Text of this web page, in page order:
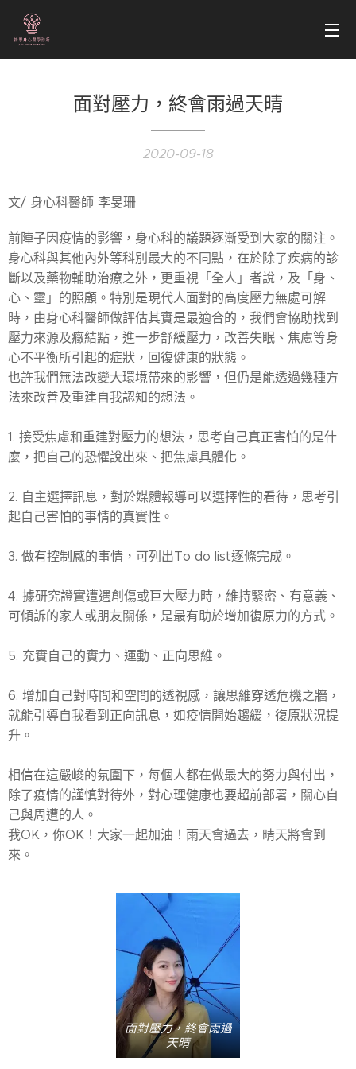
面對壓力，終會雨過天晴
2020-09-18
文/ 身心科醫師 李旻珊
前陣子因疫情的影響，身心科的議題逐漸受到大家的關注。
身心科與其他內外等科別最大的不同點，在於除了疾病的診
斷以及藥物輔助治療之外，更重視「全人」者說，及「身、
心、靈」的照顧。特別是現代人面對的高度壓力無處可解
時，由身心科醫師做評估其實是最適合的，我們會協助找到
壓力來源及癥結點，進一步舒緩壓力，改善失眠、焦慮等身
心不平衡所引起的症狀，回復健康的狀態。
也許我們無法改變大環境帶來的影響，但仍是能透過幾種方
法來改善及重建自我認知的想法。
1. 接受焦慮和重建對壓力的想法，思考自己真正害怕的是什
麼，把自己的恐懼說出來、把焦慮具體化。
2. 自主選擇訊息，對於媒體報導可以選擇性的看待，思考引
起自己害怕的事情的真實性。
3. 做有控制感的事情，可列出To do list逐條完成。
4. 據研究證實遭遇創傷或巨大壓力時，維持緊密、有意義、
可傾訴的家人或朋友關係，是最有助於增加復原力的方式。
5. 充實自己的實力、運動、正向思維。
6. 增加自己對時間和空間的透視感，讓思維穿透危機之牆，
就能引導自我看到正向訊息，如疫情開始趨緩，復原狀況提
升。
相信在這嚴峻的氛圍下，每個人都在做最大的努力與付出，
除了疫情的謹慎對待外，對心理健康也要超前部署，關心自
己與周遭的人。
我OK，你OK！大家一起加油！雨天會過去，晴天將會到
來。
面對壓力，終會雨過
天晴